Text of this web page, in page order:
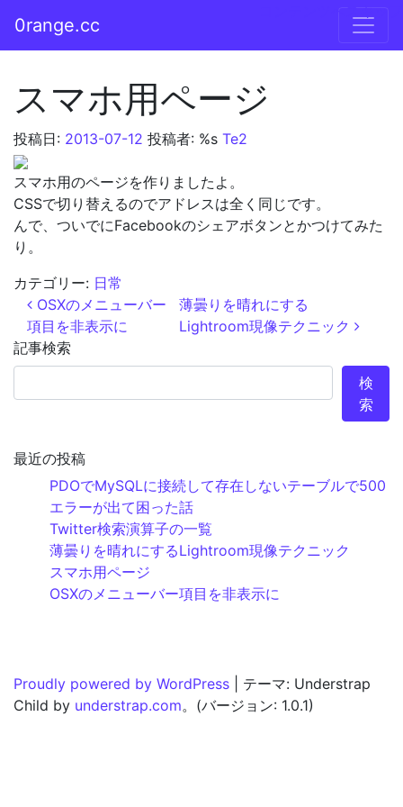
メインナビゲーション
0range.cc
スマホ用ページ
投稿日: 2013-07-12 投稿者: %s Te2
スマホ用のページを作りましたよ。
CSSで切り替えるのでアドレスは全く同じです。
んで、ついでにFacebookのシェアボタンとかつけてみた
り。
カテゴリー: 日常
投稿ナビゲーション
OSXのメニューバー
項目を非表示に
薄曇りを晴れにする
Lightroom現像テクニック
記事検索
検
索
最近の投稿
PDOでMySQLに接続して存在しないテーブルで500
エラーが出て困った話
Twitter検索演算子の一覧
薄曇りを晴れにするLightroom現像テクニック
スマホ用ページ
OSXのメニューバー項目を非表示に
Proudly powered by WordPress
テーマ: Understrap
Child by understrap.com。(バージョン: 1.0.1)